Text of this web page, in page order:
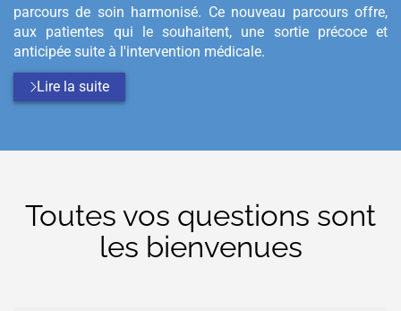
parcours de soin harmonisé. Ce nouveau parcours offre,
aux patientes qui le souhaitent, une sortie précoce et
anticipée suite à l'intervention médicale.
Lire la suite
Toutes vos questions sont
les bienvenues